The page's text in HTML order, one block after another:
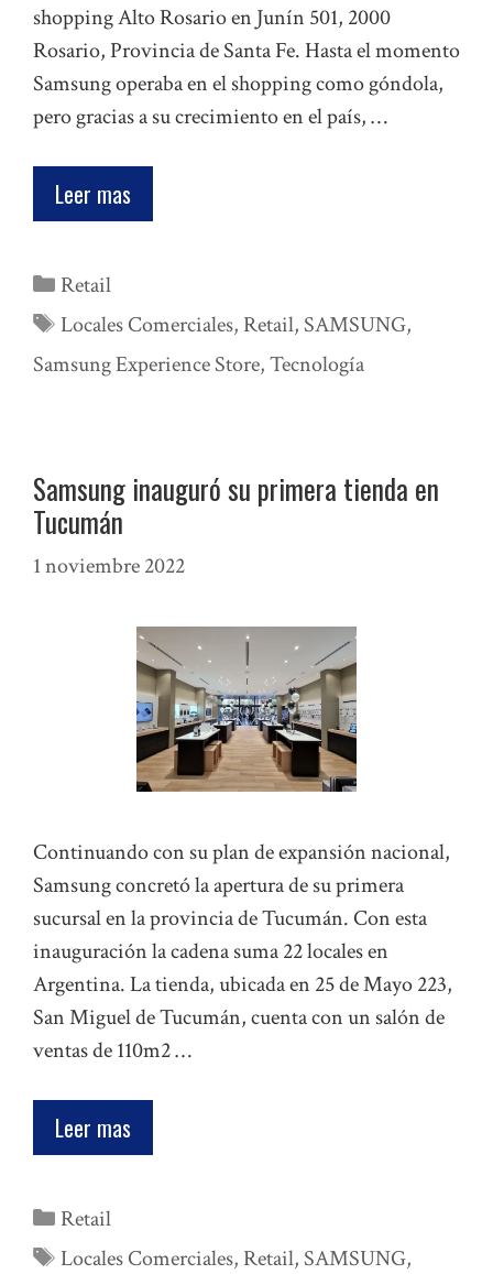
shopping Alto Rosario en Junín 501, 2000
Rosario, Provincia de Santa Fe. Hasta el momento
Samsung operaba en el shopping como góndola,
pero gracias a su crecimiento en el país, …
Leer mas
Categorías
Retail
Etiquetas
Locales Comerciales, Retail, SAMSUNG,
Samsung Experience Store,Tecnología
Samsung inauguró su primera tienda en
Tucumán
1 noviembre 2022
Continuando con su plan de expansión nacional,
Samsung concretó la apertura de su primera
sucursal en la provincia de Tucumán. Con esta
inauguración la cadena suma 22 locales en
Argentina. La tienda, ubicada en 25 de Mayo 223,
San Miguel de Tucumán, cuenta con un salón de
ventas de 110m2 …
Leer mas
Categorías
Retail
Etiquetas
Locales Comerciales, Retail, SAMSUNG,